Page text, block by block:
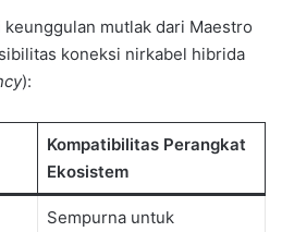
mutlak dari Maestro
koneksi nirkabel hibrida
):
Kompatibilitas Perangkat
Ekosistem
Sempurna untuk